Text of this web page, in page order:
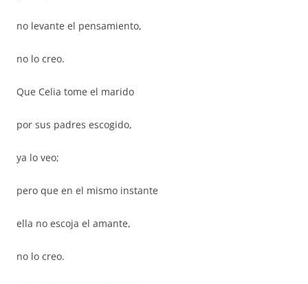
no levante el pensamiento,
no lo creo.
Que Celia tome el marido
por sus padres escogido,
ya lo veo;
pero que en el mismo instante
ella no escoja el amante,
no lo creo.